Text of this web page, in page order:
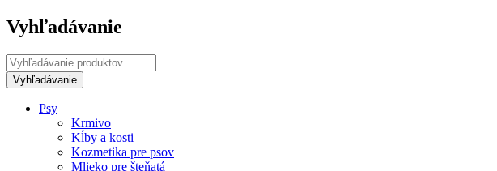
Vyhľadávanie
Psy
Krmivo
Kĺby a kosti
Kozmetika pre psov
Mlieko pre šteňatá